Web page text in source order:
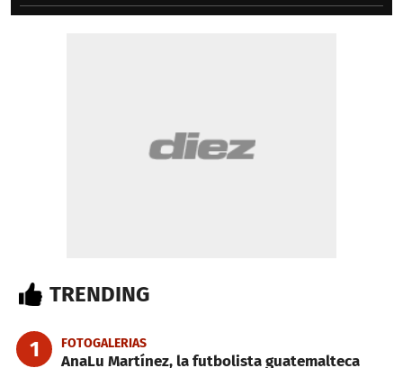
TRENDING
1 FOTOGALERIAS
AnaLu Martínez, la futbolista guatemalteca